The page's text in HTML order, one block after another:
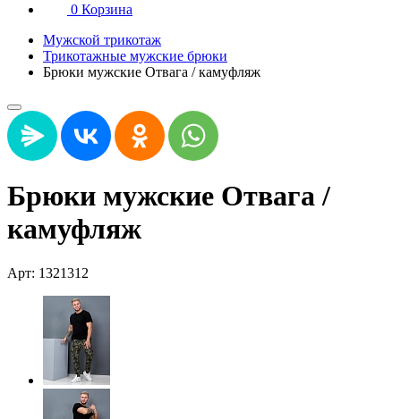
0 Корзина
Мужской трикотаж
Трикотажные мужские брюки
Брюки мужские Отвага / камуфляж
Брюки мужские Отвага /
камуфляж
Арт: 1321312